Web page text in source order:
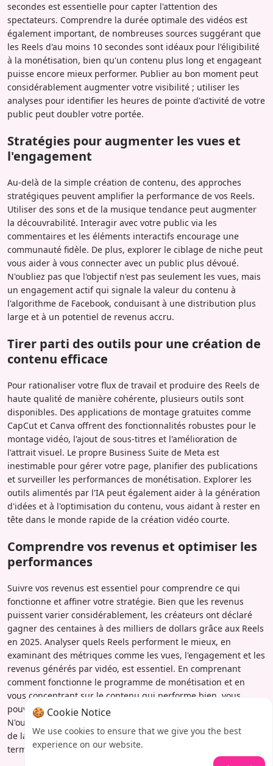
secondes est essentielle pour capter l'attention des
spectateurs. Comprendre la durée optimale des vidéos est
également important, de nombreuses sources suggérant que
les Reels d'au moins 10 secondes sont idéaux pour l'éligibilité
à la monétisation, bien qu'un contenu plus long et engageant
puisse encore mieux performer. Publier au bon moment peut
considérablement augmenter votre visibilité ; utiliser les
analyses pour identifier les heures de pointe d'activité de votre
public peut doubler votre portée.
Stratégies pour augmenter les vues et
l'engagement
Au-delà de la simple création de contenu, des approches
stratégiques peuvent amplifier la performance de vos Reels.
Utiliser des sons et de la musique tendance peut augmenter
la découvrabilité. Interagir avec votre public via les
commentaires et les éléments interactifs encourage une
communauté fidèle. De plus, explorer le ciblage de niche peut
vous aider à vous connecter avec un public plus dévoué.
N'oubliez pas que l'objectif n'est pas seulement les vues, mais
un engagement actif qui signale la valeur du contenu à
l'algorithme de Facebook, conduisant à une distribution plus
large et à un potentiel de revenus accru.
Tirer parti des outils pour une création de
contenu efficace
Pour rationaliser votre flux de travail et produire des Reels de
haute qualité de manière cohérente, plusieurs outils sont
disponibles. Des applications de montage gratuites comme
CapCut et Canva offrent des fonctionnalités robustes pour le
montage vidéo, l'ajout de sous-titres et l'amélioration de
l'attrait visuel. Le propre Business Suite de Meta est
inestimable pour gérer votre page, planifier des publications
et surveiller les performances de monétisation. Explorer les
outils alimentés par l'IA peut également aider à la génération
d'idées et à l'optimisation du contenu, vous aidant à rester en
tête dans le monde rapide de la création vidéo courte.
Comprendre vos revenus et optimiser les
performances
Suivre vos revenus est essentiel pour comprendre ce qui
fonctionne et affiner votre stratégie. Bien que les revenus
puissent varier considérablement, les créateurs ont déclaré
gagner des centaines à des milliers de dollars grâce aux Reels
en 2025. Analyser quels Reels performent le mieux, en
examinant des métriques comme les vues, l'engagement et les
revenus générés par vidéo, est essentiel. En comprenant
comment fonctionne le programme de monétisation et en
vous concentrant sur le contenu qui performe bien, vous
pouvez optimiser votre production pour un revenu durable.
N'oubliez pas que la cohérence et l'adaptation aux mises à jour
de la plateforme sont essentielles pour un succès à long
terme.
🍪 Cookie Notice
We use cookies to ensure that we give you the best
experience on our website.